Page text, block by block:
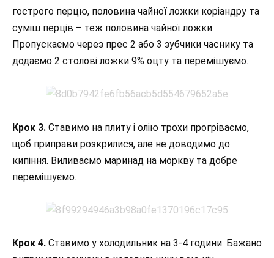
гострого перцю, половина чайної ложки коріандру та
суміш перців – теж половина чайної ложки.
Пропускаємо через прес 2 або 3 зубчики часнику та
додаємо 2 столові ложки 9% оцту та перемішуємо.
Крок 3. Ставимо на плиту і олію трохи прогріваємо,
щоб приправи розкрилися, але не доводимо до
кипіння. Виливаємо маринад на моркву та добре
перемішуємо.
Крок 4. Ставимо у холодильник на 3-4 години. Бажано